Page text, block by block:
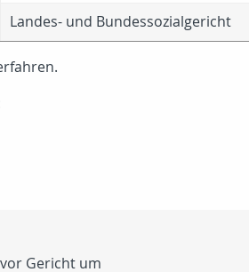
Landes- und Bundessozialgericht
Gericht um